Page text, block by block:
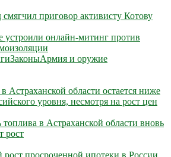
приговор активисту Котову
устроили онлайн-митинг против
ЗаконыАрмия и оружие
Астраханской области остается ниже
уровня, несмотря на рост цен
в Астраханской области вновь
рост
рост просроченной ипотеки в России